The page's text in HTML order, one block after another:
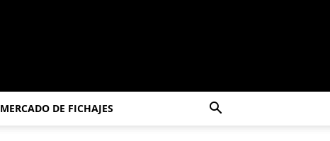
MERCADO DE FICHAJES